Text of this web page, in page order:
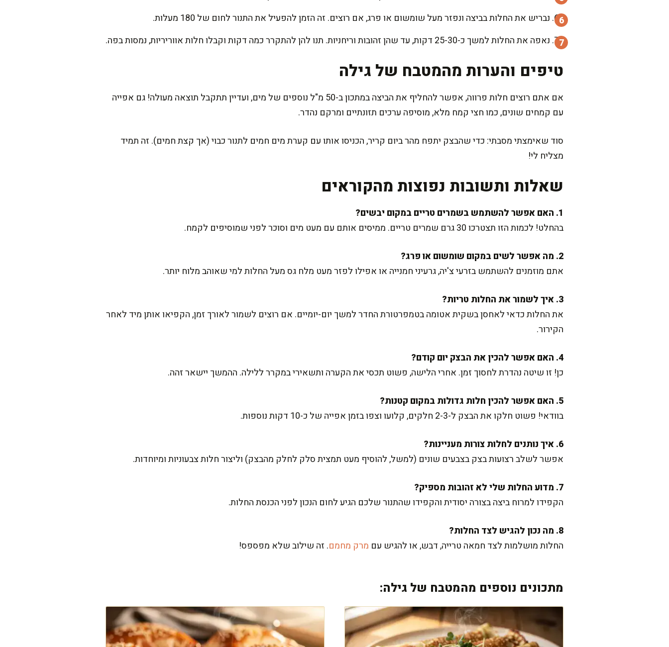
נבריש את החלות בביצה ונפזר מעל שומשום או פרג, אם רוצים. זה הזמן להפעיל את התנור לחום של 180 מעלות.
נאפה את החלות למשך כ-25-30 דקות, עד שהן זהובות וריחניות. תנו להן להתקרר כמה דקות וקבלו חלות אווריריות, נמסות בפה.
טיפים והערות מהמטבח של גילה
אם אתם רוצים חלות פרווה, אפשר להחליף את הביצה במתכון ב-50 מ"ל נוספים של מים, ועדיין תתקבל תוצאה מעולה! גם אפייה
עם קמחים שונים, כמו חצי קמח מלא, מוסיפה ערכים תזונתיים ומרקם נהדר.
סוד שאימצתי מסבתי: כדי שהבצק יתפח מהר ביום קריר, הכניסו אותו עם קערת מים חמים לתנור כבוי (אך קצת חמים). זה תמיד
מצליח לי!
שאלות ותשובות נפוצות מהקוראים
1. האם אפשר להשתמש בשמרים טריים במקום יבשים?
בהחלט! לכמות הזו תצטרכו 30 גרם שמרים טריים. ממיסים אותם עם מעט מים וסוכר לפני שמוסיפים לקמח.
2. מה אפשר לשים במקום שומשום או פרג?
אתם מוזמנים להשתמש בזרעי צ'יה, גרעיני חמנייה או אפילו לפזר מעט מלח גס מעל החלות למי שאוהב מלוח יותר.
3. איך לשמור את החלות טריות?
את החלות כדאי לאחסן בשקית אטומה בטמפרטורת החדר למשך יום-יומיים. אם רוצים לשמור לאורך זמן, הקפיאו אותן מיד לאחר
הקירור.
4. האם אפשר להכין את הבצק יום קודם?
כן! זו שיטה נהדרת לחסוך זמן. אחרי הלישה, פשוט תכסי את הקערה ותשאירי במקרר ללילה. ההמשך יישאר זהה.
5. האם אפשר להכין חלות גדולות במקום קטנות?
בוודאי! פשוט חלקו את הבצק ל-2-3 חלקים, קלועו וצפו בזמן אפייה של כ-10 דקות נוספות.
6. איך נותנים לחלות צורות מעניינות?
אפשר לשלב רצועות בצק בצבעים שונים (למשל, להוסיף מעט תמצית סלק לחלק מהבצק) וליצור חלות צבעוניות ומיוחדות.
7. מדוע החלות שלי לא זהובות מספיק?
הקפידו למרוח ביצה בצורה יסודית והקפידו שהתנור שלכם הגיע לחום הנכון לפני הכנסת החלות.
8. מה נכון להגיש לצד החלות?
החלות מושלמות לצד חמאה טרייה, דבש, או להגיש עם מרק מחמם. זה שילוב שלא מפספס!
מתכונים נוספים מהמטבח של גילה: